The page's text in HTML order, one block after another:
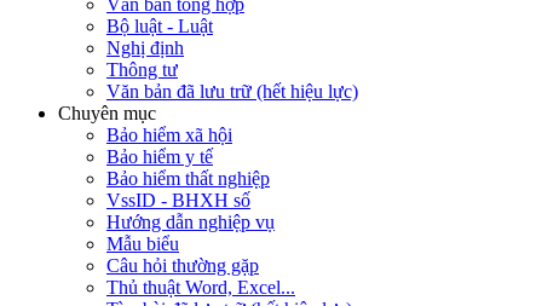
Văn bản tổng hợp
Bộ luật - Luật
Nghị định
Thông tư
Văn bản đã lưu trữ (hết hiệu lực)
Chuyên mục
Bảo hiểm xã hội
Bảo hiểm y tế
Bảo hiểm thất nghiệp
VssID - BHXH số
Hướng dẫn nghiệp vụ
Mẫu biểu
Câu hỏi thường gặp
Thủ thuật Word, Excel...